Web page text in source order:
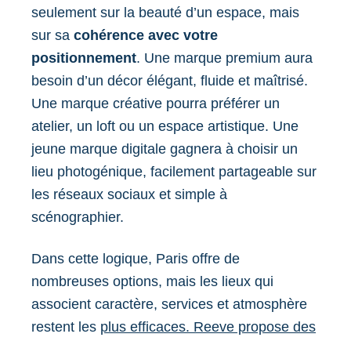
seulement sur la beauté d’un espace, mais
sur sa cohérence avec votre
positionnement. Une marque premium aura
besoin d’un décor élégant, fluide et maîtrisé.
Une marque créative pourra préférer un
atelier, un loft ou un espace artistique. Une
jeune marque digitale gagnera à choisir un
lieu photogénique, facilement partageable sur
les réseaux sociaux et simple à
scénographier.
Dans cette logique, Paris offre de
nombreuses options, mais les lieux qui
associent caractère, services et atmosphère
restent les plus efficaces. Reeve propose des